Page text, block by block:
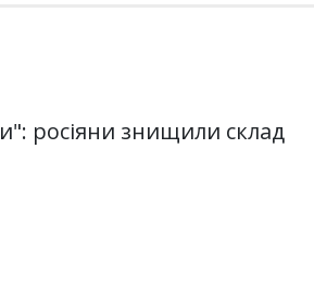
росіяни знищили склад